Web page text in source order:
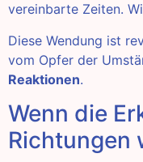
vereinbarte Zeiten.
Diese Wendung ist
vom Opfer der
Reaktionen.
Wenn die
Richtungen